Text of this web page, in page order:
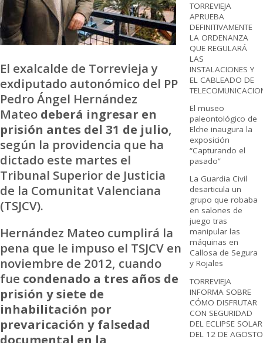
El exalcalde de Torrevieja y
exdiputado autonómico del PP
Pedro Ángel Hernández
Mateo deberá ingresar en
prisión antes del 31 de julio,
según la providencia que ha
dictado este martes el
Tribunal Superior de Justicia
de la Comunitat Valenciana
(TSJCV).
Hernández Mateo cumplirá la
pena que le impuso el TSJCV en
noviembre de 2012, cuando
fue condenado a tres años de
prisión y siete de
inhabilitación por
prevaricación y falsedad
documental en la
TORREVIEJA
APRUEBA
DEFINITIVAMENTE
LA ORDENANZA
QUE REGULARÁ
LAS
INSTALACIONES Y
EL CABLEADO DE
El museo
paleontológico de
Elche inaugura la
exposición
“Capturando el
pasado”
La Guardia Civil
desarticula un
grupo que robaba
en salones de
juego tras
manipular las
máquinas en
Callosa de Segura
y Rojales
TORREVIEJA
INFORMA SOBRE
CÓMO DISFRUTAR
CON SEGURIDAD
DEL ECLIPSE SOLAR
DEL 12 DE AGOSTO